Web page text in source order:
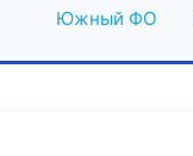
Южный ФО